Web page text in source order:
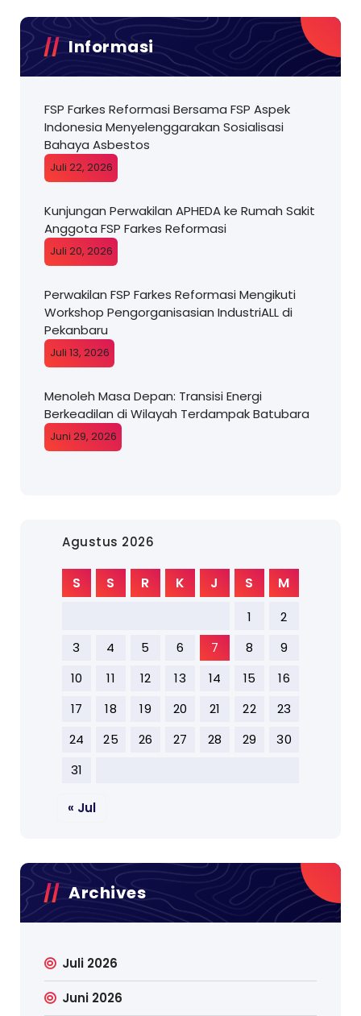
Informasi
FSP Farkes Reformasi Bersama FSP Aspek
Indonesia Menyelenggarakan Sosialisasi
Bahaya Asbestos
Juli 22, 2026
Kunjungan Perwakilan APHEDA ke Rumah Sakit
Anggota FSP Farkes Reformasi
Juli 20, 2026
Perwakilan FSP Farkes Reformasi Mengikuti
Workshop Pengorganisasian IndustriALL di
Pekanbaru
Juli 13, 2026
Menoleh Masa Depan: Transisi Energi
Berkeadilan di Wilayah Terdampak Batubara
Juni 29, 2026
Agustus 2026
S S R K J S M
1
2
3
4 5 6 7 8
9
10
11 12 13 14 15
16
17
18 19 20 21 22
23
24
25 26 27 28 29
30
31
« Jul
Archives
Juli 2026
Juni 2026